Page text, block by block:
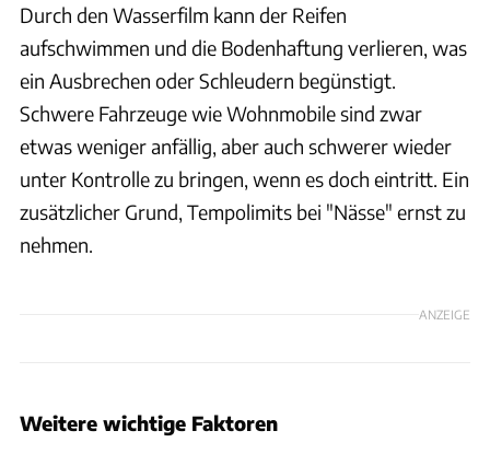
Durch den Wasserfilm kann der Reifen
aufschwimmen und die Bodenhaftung verlieren, was
ein Ausbrechen oder Schleudern begünstigt.
Schwere Fahrzeuge wie Wohnmobile sind zwar
etwas weniger anfällig, aber auch schwerer wieder
unter Kontrolle zu bringen, wenn es doch eintritt. Ein
zusätzlicher Grund, Tempolimits bei "Nässe" ernst zu
nehmen.
ANZEIGE
Weitere wichtige Faktoren